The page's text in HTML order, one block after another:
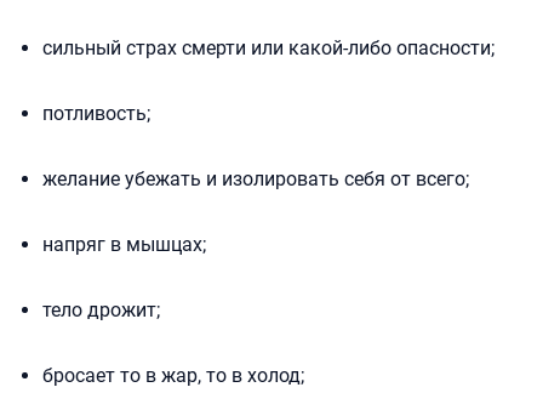
сильный страх смерти или какой-либо опасности;
потливость;
желание убежать и изолировать себя от всего;
напряг в мышцах;
тело дрожит;
бросает то в жар, то в холод;